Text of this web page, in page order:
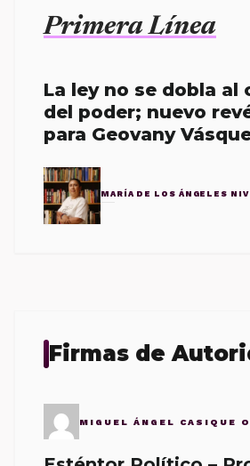
Primera Línea
La ley no se dobla al
del poder; nuevo
para Geovany
MARÍA DE LOS ÁNGELES
Firmas de
MIGUEL ÁNGEL CASIQUE